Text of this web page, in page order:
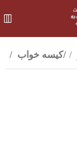
کیسه خواب